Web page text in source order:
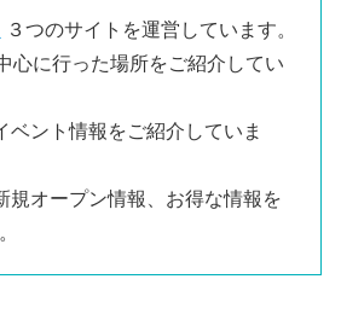
３つのサイトを運営しています。
心に行った場所をご紹介してい
ント情報をご紹介していま
オープン情報、お得な情報を